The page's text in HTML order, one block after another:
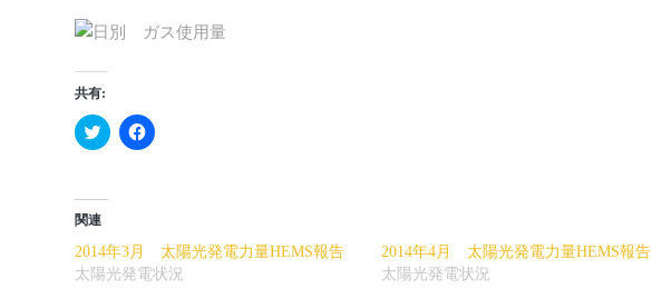
共有:
ク
リ
て
共
有
(新
し
Facebook
で
ッ
ク
関連
2014年3月 太陽光発電力量HEMS報告
太陽光発電状況
2014年4月 太陽光発電力量HEMS報告
太陽光発電状況